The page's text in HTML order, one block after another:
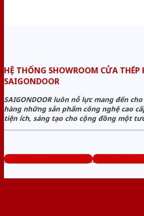
HỆ THỐNG SHOWROOM CỬA THÉP
SAIGONDOOR
SAIGONDOOR luôn nỗ lực mang đến
hàng những sản phẩm công nghệ cao
tiện ích, sáng tạo cho cộng đồng một
www.cuathephanquoc.com Tổng đài tư